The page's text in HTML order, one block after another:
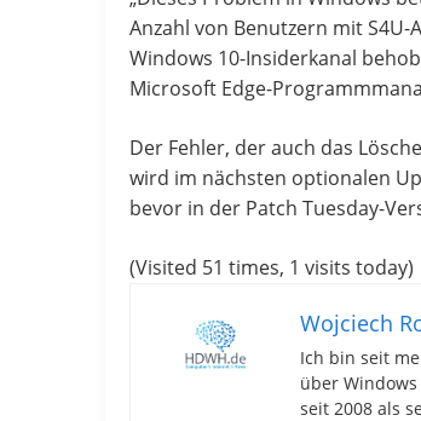
Anzahl von Benutzern mit
Windows 10-Insiderkanal
Microsoft Edge-
Der Fehler, der auch das
wird im nächsten optionalen
bevor in der Patch Tuesday-
(Visited 51 times, 1 visits today)
Wojciech
Ich bin seit
über
seit 2008 als